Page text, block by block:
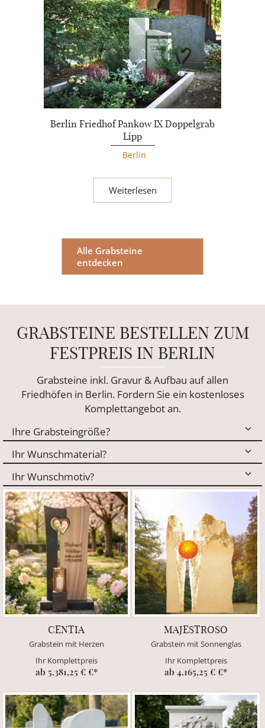
Berlin Friedhof Pankow IX Doppelgrab
Lipp
Berlin
Weiterlesen
Alle Grabsteine
entdecken
GRABSTEINE BESTELLEN ZUM
FESTPREIS IN BERLIN
Grabsteine inkl. Gravur & Aufbau auf allen
Friedhöfen in Berlin. Fordern Sie ein kostenloses
Komplettangebot an.
CENTIA
Grabstein mit Herzen
Ihr Komplettpreis
ab 5.381,25 € €*
MAJESTROSO
Grabstein mit Sonnenglas
Ihr Komplettpreis
ab 4.165,25 € €*